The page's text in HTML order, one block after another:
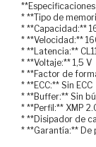
* **Tipo de
* **Capacidad:**
* **Velocidad:**
* **Latencia:**
* **Voltaje:** 1,5 V
* **Factor de
* **ECC:** Sin ECC
* **Buffer:** Sin
* **Perfil:** XMP
* **Disipador de
* **Garantía:** De